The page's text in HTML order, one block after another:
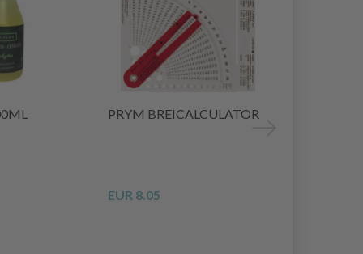
PRYM BREICALCULATOR
EUR 8.05